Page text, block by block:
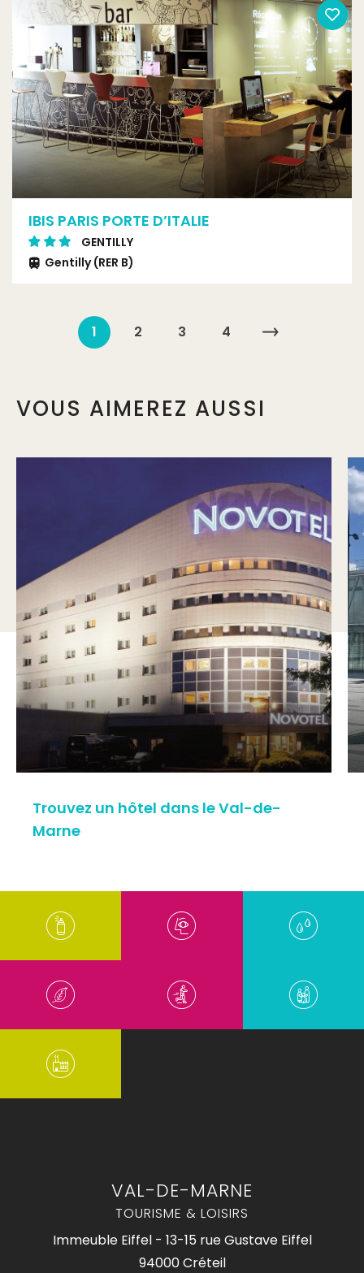
IBIS PARIS PORTE D’ITALIE
GENTILLY
Gentilly (RER B)
1 2 3 4
VOUS AIMEREZ AUSSI
Trouvez un hôtel dans le Val-de-
Marne
VAL-DE-MARNE
TOURISME & LOISIRS
Immeuble Eiffel - 13-15 rue Gustave Eiffel
94000 Créteil